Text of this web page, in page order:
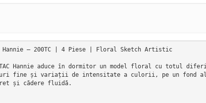
Hannie — 200TC | 4 Piese | Floral Sketch Artistic
Hannie aduce în dormitor un model floral cu
și variații de intensitate a culorii, pe un fond
și cădere fluidă.